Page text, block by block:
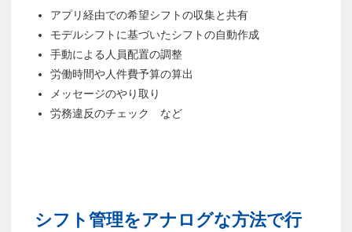
アプリ経由での希望シフトの収集と共有
モデルシフトに基づいたシフトの自動作成
手動による人員配置の調整
労働時間や人件費予算の算出
メッセージのやり取り
労務違反のチェック など
シフト管理をアナログな方法で行